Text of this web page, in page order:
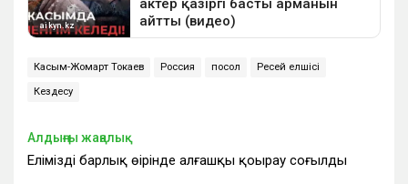
Касым-Жомарт Токаев Россия посол Ресей елшісі
Кездесу
Алдыңғы жаңалық
Еліміздің барлық өңірінде алғашқы қоңырау соғылды